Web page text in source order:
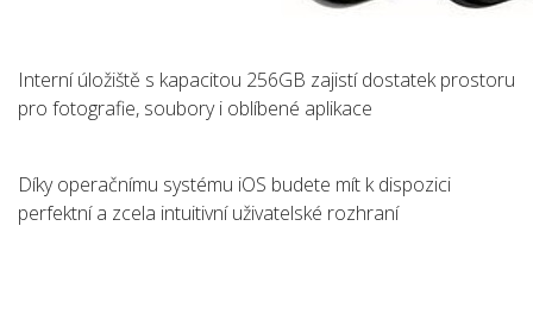
Interní úložiště s kapacitou 256GB zajistí dostatek prostoru
pro fotografie, soubory i oblíbené aplikace
Díky operačnímu systému iOS budete mít k dispozici
perfektní a zcela intuitivní uživatelské rozhraní